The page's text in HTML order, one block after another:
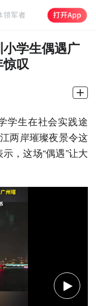
学生偶遇广
叹
学生在社会实践途
两岸璀璨夜景令这
，这场“偶遇”让大